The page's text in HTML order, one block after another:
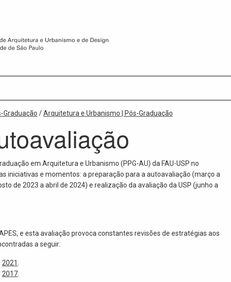
Graduação /Arquitetura e Urbanismo | Pós-Graduação
em Arquitetura e Urbanismo (PPG-AU) da FAU-USP no
iniciativas e momentos: a preparação para a autoavaliação (março a
de 2023 a abril de 2024) e realização da avaliação da USP (junho a
e esta avaliação provoca constantes revisões de estratégias aos
a seguir:
2021
2017